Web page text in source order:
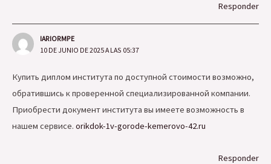
Responder
IARIORMPE
10 DE JUNIO DE 2025 A LAS 05:37
Купить диплом института по доступной стоимости возможно,
обратившись к проверенной специализированной компании.
Приобрести документ института вы имеете возможность в
нашем сервисе. orikdok-1v-gorode-kemerovo-42.ru
Responder